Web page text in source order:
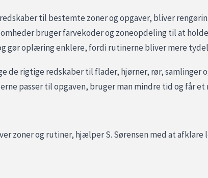
til bestemte zoner og opgaver, bliver
bruger farvekoder og zoneopdeling til at
gør oplæring enklere, fordi rutinerne bliver mere
de rigtige redskaber til flader, hjørner, rør, samlinger
passer til opgaven, bruger man mindre tid og får
zoner og rutiner, hjælper S. Sørensen med at afklare